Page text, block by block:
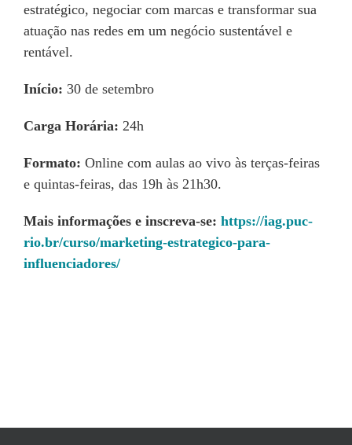
estratégico, negociar com marcas e transformar sua
atuação nas redes em um negócio sustentável e
rentável.
Início: 30 de setembro
Carga Horária: 24h
Formato: Online com aulas ao vivo às terças-feiras
e quintas-feiras, das 19h às 21h30.
Mais informações e inscreva-se: https://iag.puc-
rio.br/curso/marketing-estrategico-para-
influenciadores/